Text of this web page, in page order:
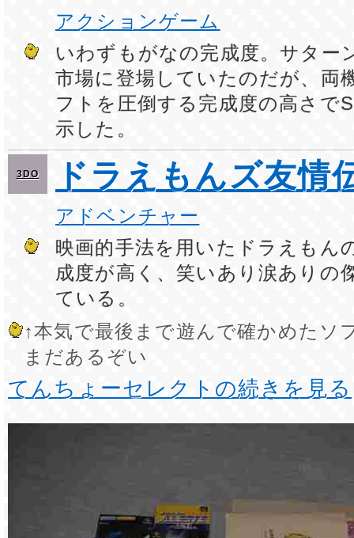
アクションゲーム
いわずもがなの完成度。サター
市場に登場していたのだが、両
フトを圧倒する完成度の高さで
示した。
3DO ドラえもんズ友情
アドベンチャー
映画的手法を用いたドラえもん
成度が高く、笑いあり涙ありの
ている。
↑本気で最後まで遊んで確かめたソ
まだあるぞい
てんちょーセレクトの続きを見る